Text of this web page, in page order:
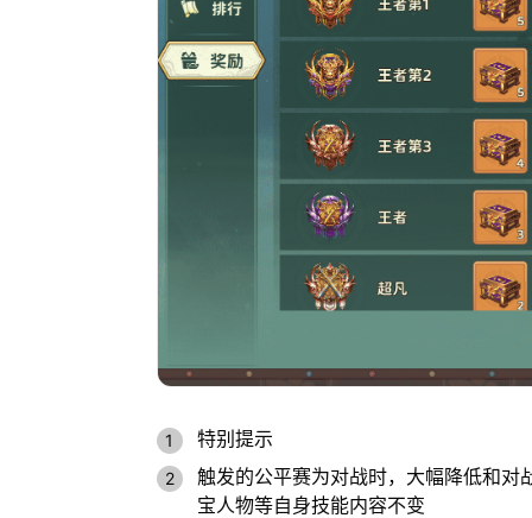
特别提示
触发的公平赛为对战时，大幅降低和对
宝人物等自身技能内容不变